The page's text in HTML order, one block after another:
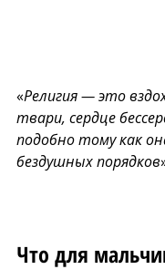
«Религия — это
твари, сердце
подобно тому как
бездушных порядков
Что для